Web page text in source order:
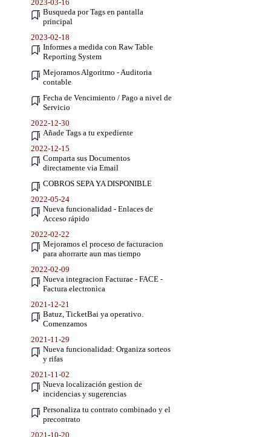
2023-03-16
Busqueda por Tags en pantalla
principal
2023-02-18
Informes a medida con Raw Table
Reporting System
Mejoramos Algoritmo - Auditoria
contable
Fecha de Vencimiento / Pago a nivel de
Servicio
2022-12-30
Añade Tags a tu expediente
2022-12-15
Comparta sus Documentos
directamente via Email
COBROS SEPA YA DISPONIBLE
2022-05-24
Nueva funcionalidad - Enlaces de
Acceso rápido
2022-02-22
Mejoramos el proceso de facturacion
para ahorrarte aun mas tiempo
2022-02-09
Nueva integracion Facturae - FACE -
Factura electronica
2021-12-21
Batuz, TicketBai ya operativo.
Comenzamos
2021-11-29
Nueva funcionalidad: Organiza sorteos
y rifas
2021-11-02
Nueva localización gestion de
incidencias y sugerencias
Personaliza tu contrato combinado y el
precontrato
2021-10-20